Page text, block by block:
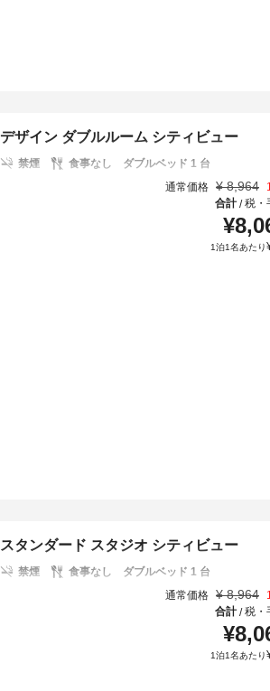
デザイン ダブルルーム シティビュー
禁煙 食事なし
ダブルベッド 1 台
通常価格 ¥ 8,964
合計/税・
¥
1泊1名あたり
スタンダード スタジオ シティビュー
禁煙 食事なし
ダブルベッド 1 台
通常価格 ¥ 8,964
合計/税・
¥
1泊1名あたり